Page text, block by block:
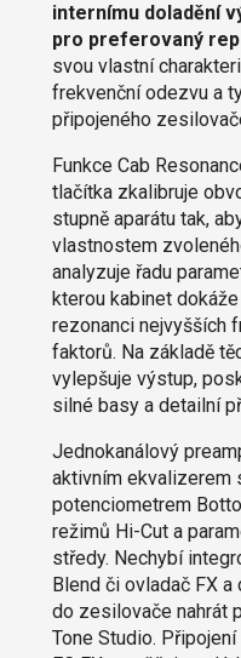
internímu doladění
pro preferovaný
svou vlastní
frekvenční odezvu a
připojeného
Funkce Cab
tlačítka zkalibruje
stupně aparátu tak,
vlastnostem
analyzuje řadu
kterou kabinet
rezonanci nejvyšších
faktorů. Na základě
vylepšuje výstup,
silné basy a detailní
Jednokanálový
aktivním ekvalizerem
potenciometrem
režimů Hi-Cut a
středy. Nechybí
Blend či ovladač FX
do zesilovače nahrát
Tone Studio.